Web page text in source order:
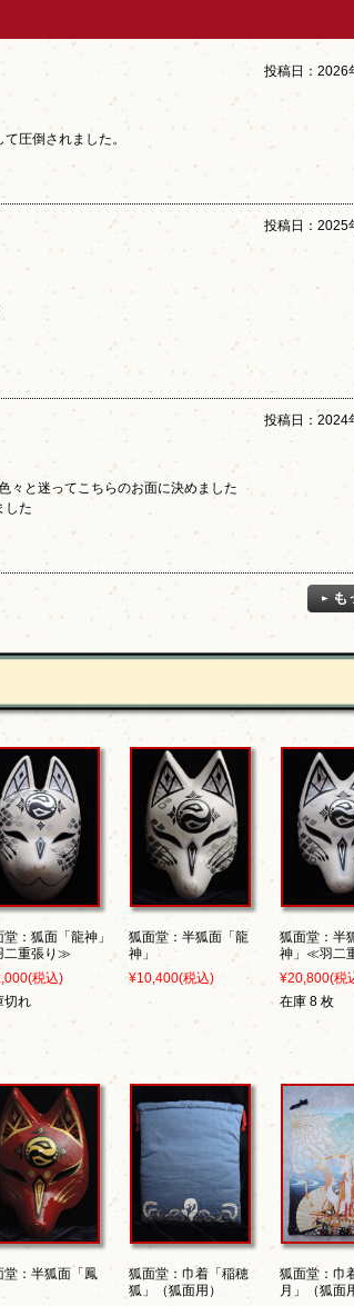
投稿日： 2026
圧倒されました。
投稿日： 2025
投稿日： 2024
々と迷ってこちらのお面に決めました
した
堂：狐面「龍神」
重張り≫
(税込)
切れ
狐面堂：半狐面「龍
神」
¥10,400(税込)
狐面堂：半
神」≪羽二
¥20,800(税
在庫 8 枚
堂：半狐面「鳳
狐面堂：巾着「稲穂
狐」（狐面用）
狐面堂：巾
月」（狐面